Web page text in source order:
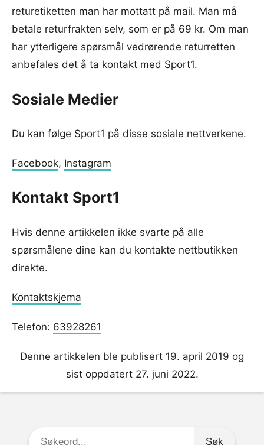
returetiketten man har mottatt på mail. Man må
betale returfrakten selv, som er på 69 kr. Om man
har ytterligere spørsmål vedrørende returretten
anbefales det å ta kontakt med Sport1.
Sosiale Medier
Du kan følge Sport1 på disse sosiale nettverkene.
Facebook, Instagram
Kontakt Sport1
Hvis denne artikkelen ikke svarte på alle
spørsmålene dine kan du kontakte nettbutikken
direkte.
Kontaktskjema
Telefon: 63928261
Denne artikkelen ble publisert 19. april 2019 og
sist oppdatert 27. juni 2022.
Søkeord: